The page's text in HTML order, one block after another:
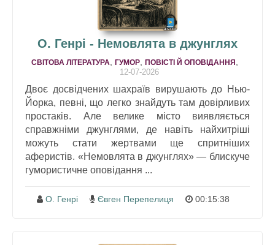
О. Генрі - Немовлята в джунглях
СВІТОВА ЛІТЕРАТУРА ГУМОР, ПОВІСТІ Й ОПОВІДАННЯ
12-07-2026
Двоє досвідчених шахраїв вирушають до Нью-
Йорка, певні, що легко знайдуть там довірливих
простаків. Але велике місто виявляється
справжніми джунглями, де навіть найхитріші
можуть стати жертвами ще спритніших
аферистів. «Немовлята в джунглях» — блискуче
гумористичне оповідання ...
О. Генрі Євген Перепелиця 00:15:38